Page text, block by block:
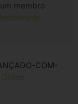
membro
COM-